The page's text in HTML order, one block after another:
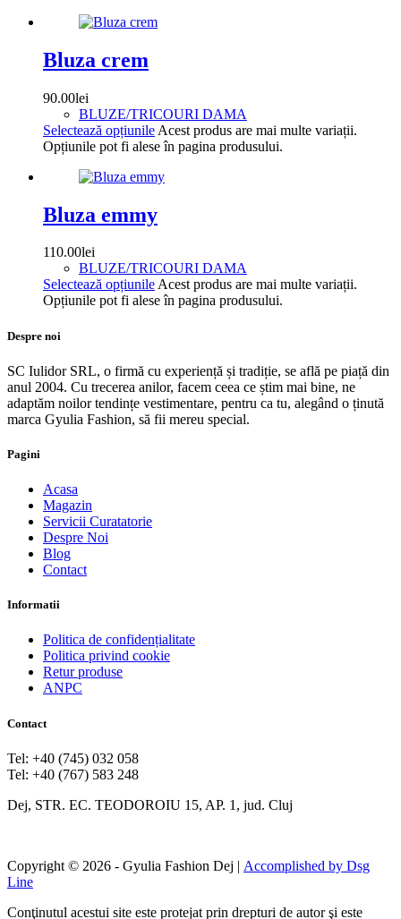
Bluza crem
90.00lei
BLUZE/TRICOURI DAMA
Selectează opțiunile Acest produs are mai multe variații.
Opțiunile pot fi alese în pagina produsului.
Bluza emmy
110.00lei
BLUZE/TRICOURI DAMA
Selectează opțiunileAcest produs are mai multe variații.
Opțiunile pot fi alese în pagina produsului.
Despre noi
SC Iulidor SRL, o firmă cu experiență și tradiție, se află pe piață din
anul 2004. Cu trecerea anilor, facem ceea ce știm mai bine, ne
adaptăm noilor tendințe vestimentare, pentru ca tu, alegând o ținută
marca Gyulia Fashion, să fii mereu special.
Pagini
Acasa
Magazin
Servicii Curatatorie
Despre Noi
Blog
Contact
Informatii
Politica de confidențialitate
Politica privind cookie
Retur produse
ANPC
Contact
Tel: +40 (745) 032 058
Tel: +40 (767) 583 248
Dej, STR. EC. TEODOROIU 15, AP. 1, jud. Cluj
Copyright © 2026 - Gyulia Fashion Dej | Accomplished by Dsg
Line
Conţinutul acestui site este protejat prin drepturi de autor şi este